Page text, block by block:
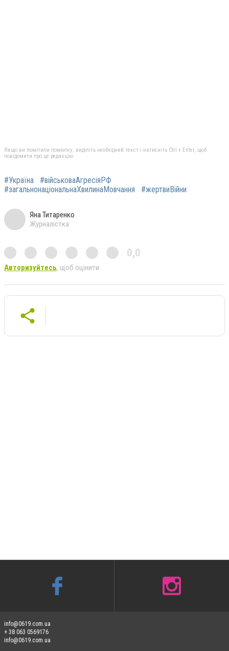
Якщо ви помітили помилку, виділіть необхідний текст і натисніть Ctrl + Enter, щоб
повідомити про це редакцію
#Україна
#військоваАгресіяРФ
#загальнонаціональнаХвилинаМовчання
#жертвиВійни
Яна Титаренко
Журналістка
0,0
Авторизуйтесь, щоб оцінити
info@0619.com.ua
+ 38 063 0569176
info@0619.com.ua